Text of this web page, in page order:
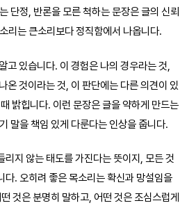
단정, 반론을 모른 척하는 문장은 글의 신뢰
리는 큰소리보다 정직함에서 나옵니다.
고 있습니다. 이 경험은 나의 경우라는 것,
온 것이라는 것, 이 판단에는 다른 의견이 있
밝힙니다. 이런 문장은 글을 약하게 만드는
말을 책임 있게 다룬다는 인상을 줍니다.
리지 않는 태도를 가진다는 뜻이지, 모든 것
다. 오히려 좋은 목소리는 확신과 망설임을
것은 분명히 말하고, 어떤 것은 조심스럽게